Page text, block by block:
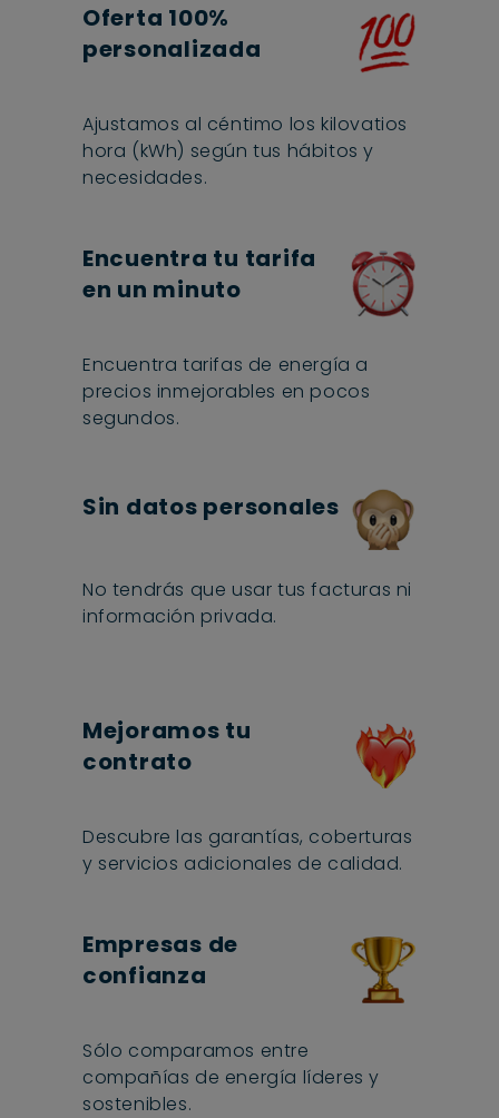
Oferta 100%
personalizada
Ajustamos al céntimo los kilovatios
hora (kWh) según tus hábitos y
necesidades.
Encuentra tu tarifa
en un minuto
Encuentra tarifas de energía a
precios inmejorables en pocos
segundos.
Sin datos personales
No tendrás que usar tus facturas ni
información privada.
Mejoramos tu
contrato
Descubre las garantías, coberturas
y servicios adicionales de calidad.
Empresas de
confianza
Sólo comparamos entre
compañías de energía líderes y
sostenibles.